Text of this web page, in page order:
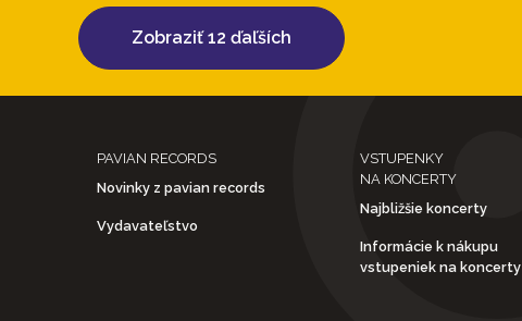
Zobraziť 12 ďaľších
PAVIAN RECORDS
Novinky z pavian records
Vydavateľstvo
VSTUPENKY
NA KONCERTY
Najbližšie koncerty
Informácie k nákupu
vstupeniek na koncerty